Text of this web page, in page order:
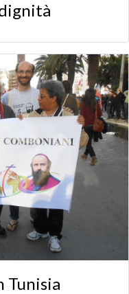
Tunisia